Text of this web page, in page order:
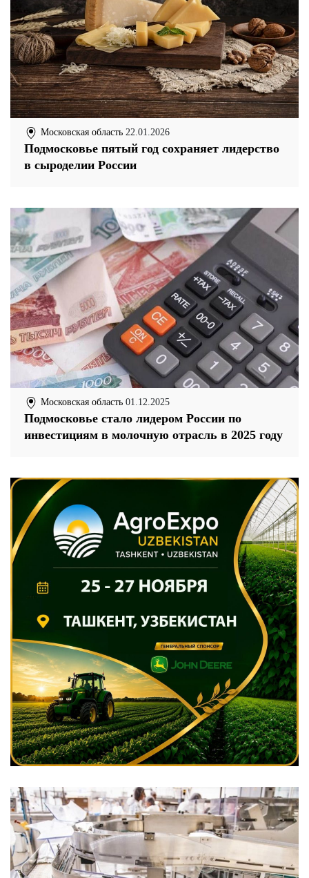
Московская область 22.01.2026
Подмосковье пятый год сохраняет лидерство
в сыроделии России
Московская область 01.12.2025
Подмосковье стало лидером России по
инвестициям в молочную отрасль в 2025 году